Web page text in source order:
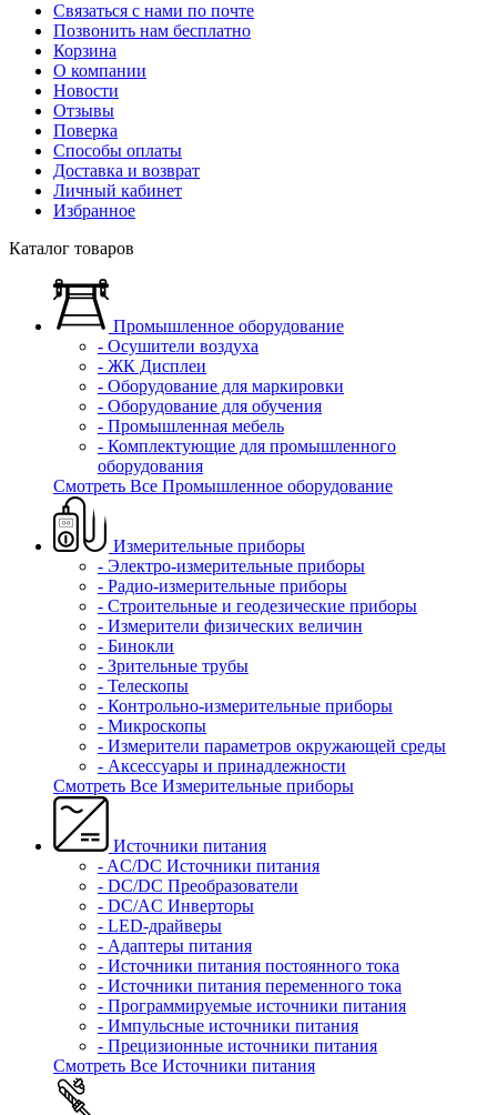
Связаться с нами по почте
Позвонить нам бесплатно
Корзина
О компании
Новости
Отзывы
Поверка
Способы оплаты
Доставка и возврат
Личный кабинет
Избранное
Каталог товаров
Промышленное оборудование
- Осушители воздуха
- ЖК Дисплеи
- Оборудование для маркировки
- Оборудование для обучения
- Промышленная мебель
- Комплектующие для промышленного
оборудования
Смотреть Все Промышленное оборудование
Измерительные приборы
- Электро-измерительные приборы
- Радио-измерительные приборы
- Строительные и геодезические приборы
- Измерители физических величин
- Бинокли
- Зрительные трубы
- Телескопы
- Контрольно-измерительные приборы
- Микроскопы
- Измерители параметров окружающей среды
- Аксессуары и принадлежности
Смотреть Все Измерительные приборы
Источники питания
- AC/DC Источники питания
- DC/DC Преобразователи
- DC/AC Инверторы
- LED-драйверы
- Адаптеры питания
- Источники питания постоянного тока
- Источники питания переменного тока
- Программируемые источники питания
- Импульсные источники питания
- Прецизионные источники питания
Смотреть Все Источники питания